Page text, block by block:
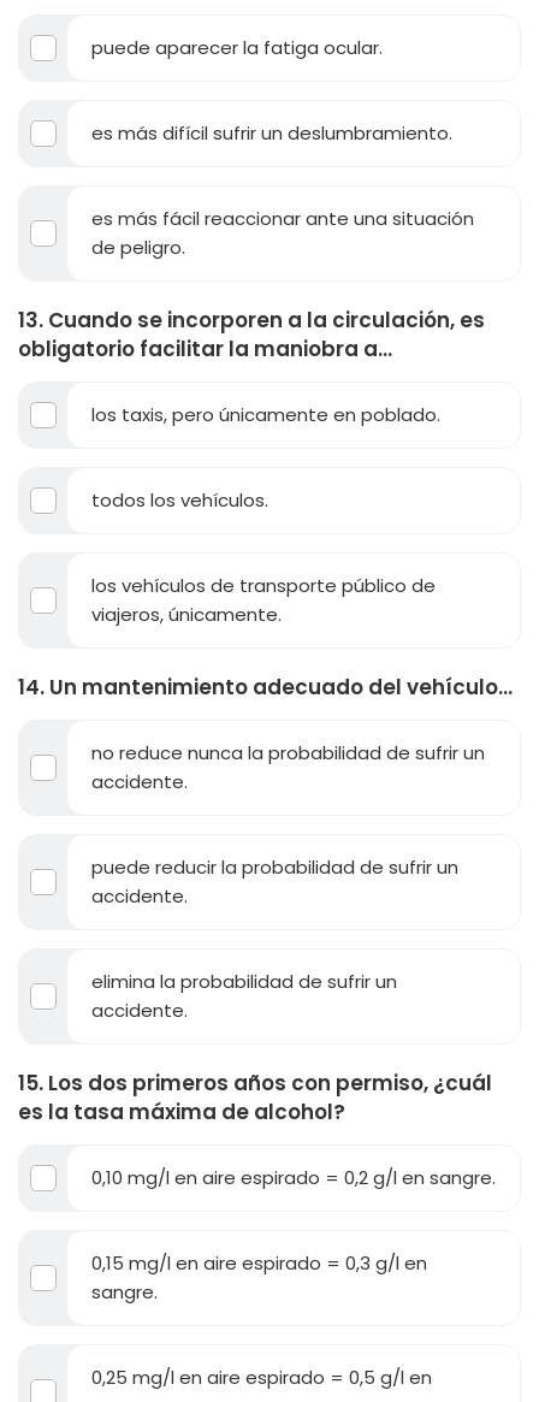
puede aparecer la fatiga ocular.
es más difícil sufrir un deslumbramiento.
es más fácil reaccionar ante una situación
de peligro.
13. Cuando se incorporen a la circulación, es
obligatorio facilitar la maniobra a...
los taxis, pero únicamente en poblado.
todos los vehículos.
los vehículos de transporte público de
viajeros, únicamente.
14. Un mantenimiento adecuado del vehículo...
no reduce nunca la probabilidad de sufrir un
accidente.
puede reducir la probabilidad de sufrir un
accidente.
elimina la probabilidad de sufrir un
accidente.
15. Los dos primeros años con permiso, ¿cuál
es la tasa máxima de alcohol?
0,10 mg/l en aire espirado = 0,2 g/l en sangre.
0,15 mg/l en aire espirado = 0,3 g/l en
sangre.
0,25 mg/l en aire espirado = 0,5 g/l en